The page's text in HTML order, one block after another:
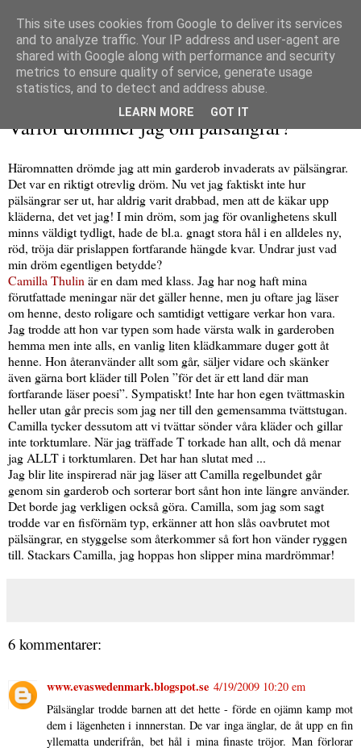
Varför drömmer jag om pälsängrar?
Häromnatten drömde jag att min garderob invaderats av pälsängrar.
Det var en riktigt otrevlig dröm. Nu vet jag faktiskt inte hur
pälsängrar ser ut, har aldrig varit drabbad, men att de käkar upp
kläderna, det vet jag! I min dröm, som jag för ovanlighetens skull
minns väldigt tydligt, hade de bl.a. gnagt stora hål i en alldeles ny,
röd, tröja där prislappen fortfarande hängde kvar. Undrar just vad
min dröm egentligen betydde?
Camilla Thulin är en dam med klass. Jag har nog haft mina
förutfattade meningar när det gäller henne, men ju oftare jag läser
om henne, desto roligare och samtidigt vettigare verkar hon vara.
Jag trodde att hon var typen som hade värsta walk in garderoben
hemma men inte alls, en vanlig liten klädkammare duger gott åt
henne. Hon återanvänder allt som går, säljer vidare och skänker
även gärna bort kläder till Polen ”för det är ett land där man
fortfarande läser poesi”. Sympatiskt! Inte har hon egen tvättmaskin
heller utan går precis som jag ner till den gemensamma tvättstugan.
Camilla tycker dessutom att vi tvättar sönder våra kläder och gillar
inte torktumlare. När jag träffade T torkade han allt, och då menar
jag ALLT i torktumlaren. Det har han slutat med ...
Jag blir lite inspirerad när jag läser att Camilla regelbundet går
genom sin garderob och sorterar bort sånt hon inte längre använder.
Det borde jag verkligen också göra. Camilla, som jag som sagt
trodde var en fisförnäm typ, erkänner att hon slås oavbrutet mot
pälsängrar, en styggelse som återkommer så fort hon vänder ryggen
till. Stackars Camilla, jag hoppas hon slipper mina mardrömmar!
6 kommentarer:
www.evaswedenmark.blogspot.se 4/19/2009 10:20 em
Pälsänglar trodde barnen att det hette - förde en ojämn kamp mot
dem i lägenheten i innnerstan. De var inga änglar, de åt upp en fin
yllematta underifrån, bet hål i mina finaste tröjor. Man förlorar
This site uses cookies from Google to deliver its services
and to analyze traffic. Your IP address and user-agent are
shared with Google along with performance and security
metrics to ensure quality of service, generate usage
statistics, and to detect and address abuse.
LEARN MORE GOT IT